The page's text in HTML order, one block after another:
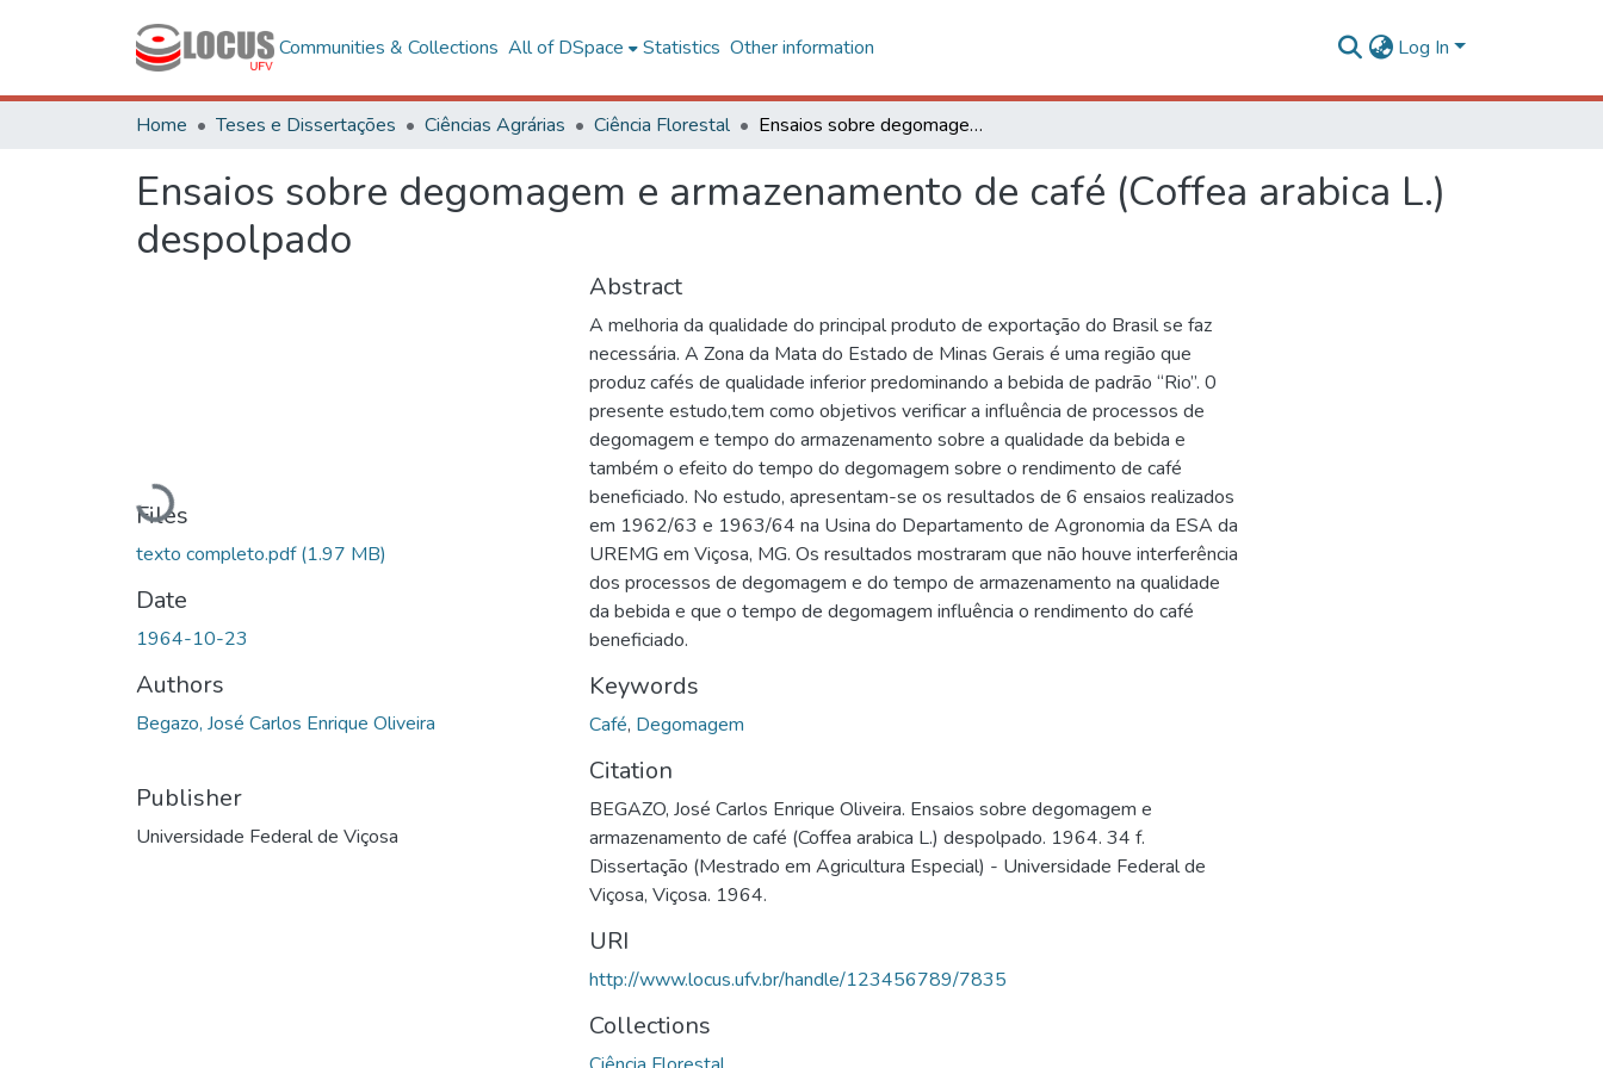
Communities & Collections All of DSpace Statistics Other information Log In
Home Teses e Dissertações Ciências Agrárias Ciência Florestal Ensaios sobre degomagem e armazenamento de café (Coffea arabica L.) despolpado
Ensaios sobre degomagem e armazenamento de café (Coffea arabica L.)
despolpado
Loading...
Files
texto completo.pdf(1.97 MB)
Date
1964-10-23
Authors
Begazo, José Carlos Enrique Oliveira
Publisher
Universidade Federal de Viçosa
Abstract
A melhoria da qualidade do principal produto de exportação do Brasil se faz
necessária. A Zona da Mata do Estado de Minas Gerais é uma região que
produz cafés de qualidade inferior predominando a bebida de padrão “Rio”. 0
presente estudo,tem como objetivos verificar a influência de processos de
degomagem e tempo do armazenamento sobre a qualidade da bebida e
também o efeito do tempo do degomagem sobre o rendimento de café
beneficiado. No estudo, apresentam-se os resultados de 6 ensaios realizados
em 1962/63 e 1963/64 na Usina do Departamento de Agronomia da ESA da
UREMG em Viçosa, MG. Os resultados mostraram que não houve interferência
dos processos de degomagem e do tempo de armazenamento na qualidade
da bebida e que o tempo de degomagem influência o rendimento do café
beneficiado.
Keywords
Café, Degomagem
Citation
BEGAZO, José Carlos Enrique Oliveira. Ensaios sobre degomagem e
armazenamento de café (Coffea arabica L.) despolpado. 1964. 34 f.
Dissertação (Mestrado em Agricultura Especial) - Universidade Federal de
Viçosa, Viçosa. 1964.
URI
http://www.locus.ufv.br/handle/123456789/7835
Collections